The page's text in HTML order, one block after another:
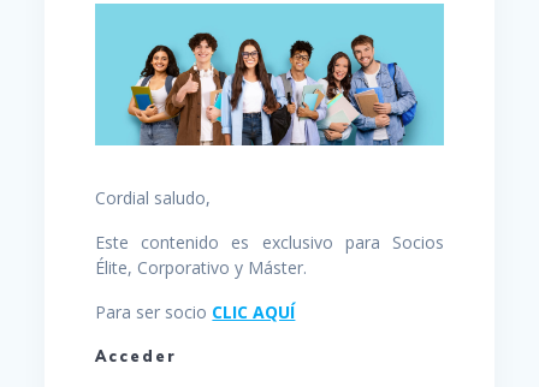
Cordial saludo,
Este contenido es exclusivo para Socios
Élite, Corporativo y Máster.
Para ser socio CLIC AQUÍ
Acceder